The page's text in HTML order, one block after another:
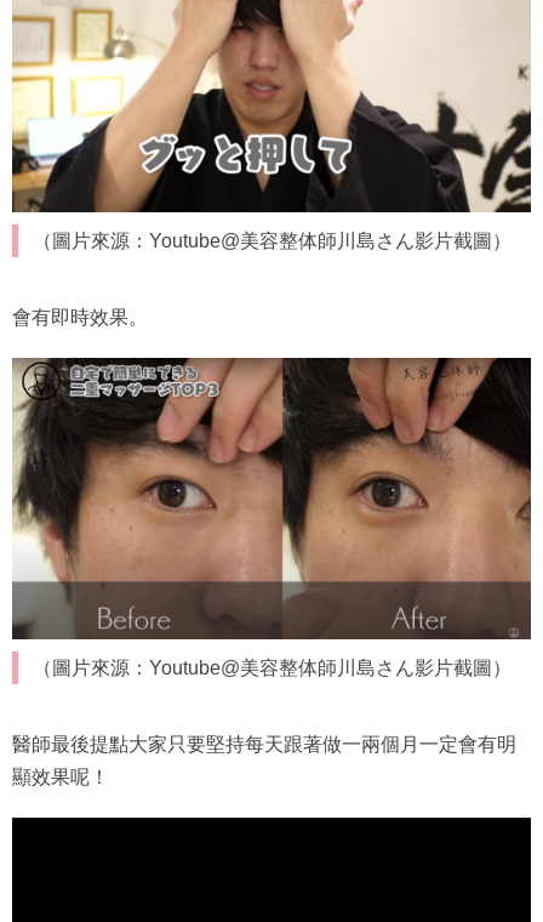
（圖片來源：Youtube@美容整体師川島さん影片截圖）
會有即時效果。
（圖片來源：Youtube@美容整体師川島さん影片截圖）
醫師最後提點大家只要堅持每天跟著做一兩個月一定會有明
顯效果呢！